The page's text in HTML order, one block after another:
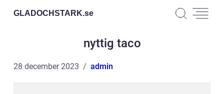
GLADOCHSTARK.se
nyttig taco
28 december 2023 admin